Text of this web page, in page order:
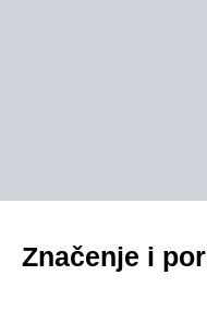
Značenje i